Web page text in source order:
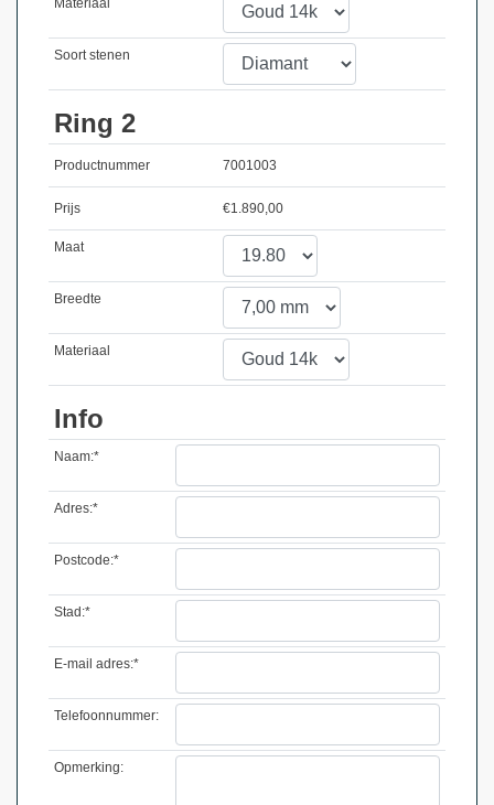
Materiaal
Soort stenen
Ring 2
Productnummer 7001003
Prijs €1.890,00
Maat
Breedte
Materiaal
Info
Naam:*
Adres:*
Postcode:*
Stad:*
E-mail adres:*
Telefoonnummer:
Opmerking: